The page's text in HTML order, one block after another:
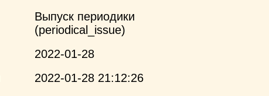
Выпуск периодики
(periodical_issue)
2022-01-28
2022-01-28 21:12:26